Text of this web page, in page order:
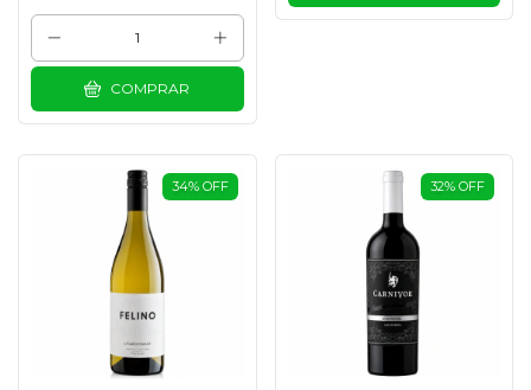
COMPRAR
34% OFF 32% OFF